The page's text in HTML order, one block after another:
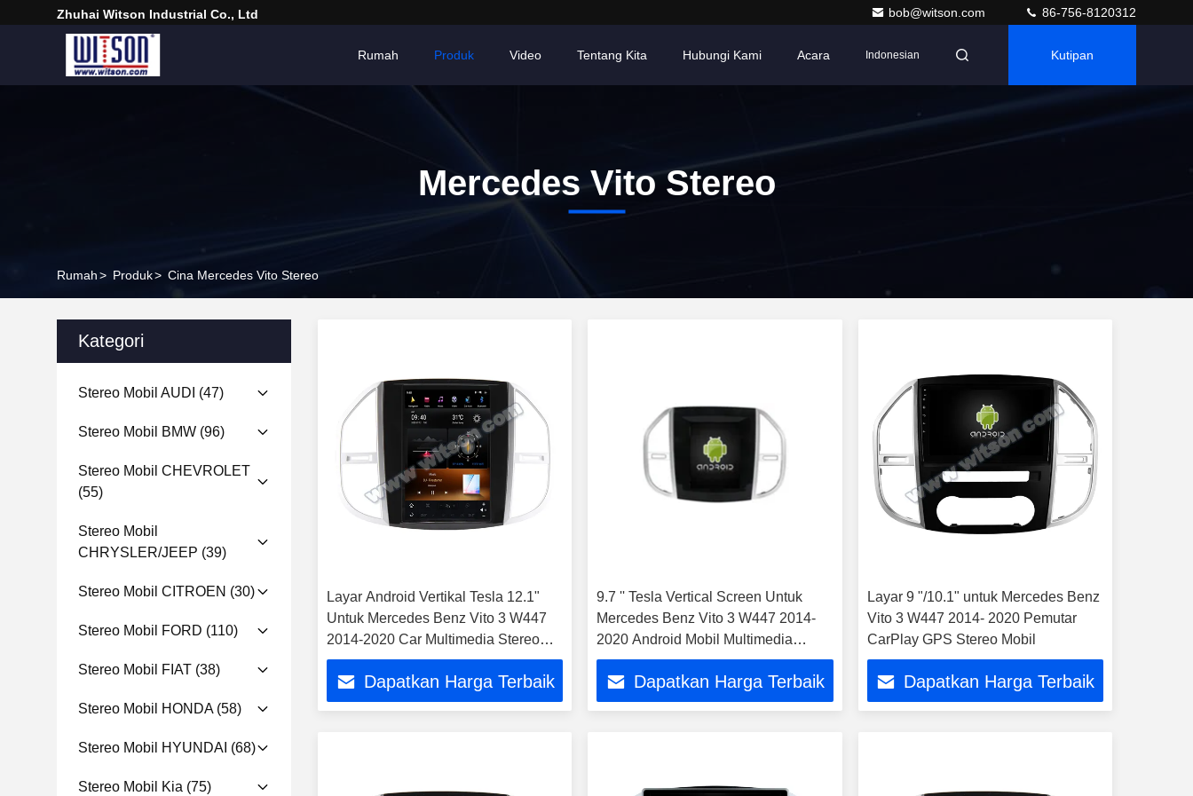
Zhuhai Witson Industrial Co., Ltd bob@witson.com 86-756-8120312
Rumah Produk Video Tentang Kita Hubungi Kami Acara Indonesian Kutipan
Mercedes Vito Stereo
Rumah> Produk> Cina Mercedes Vito Stereo
Kategori
Stereo Mobil AUDI (47)
Stereo Mobil BMW (96)
Stereo Mobil CHEVROLET
(55)
Stereo Mobil
CHRYSLER/JEEP (39)
Stereo Mobil CITROEN (30)
Stereo Mobil FORD (110)
Stereo Mobil FIAT (38)
Stereo Mobil HONDA(58)
Stereo Mobil HYUNDAI (68)
Stereo Mobil Kia (75)
Layar Android Vertikal Tesla 12.1"
Untuk Mercedes Benz Vito 3 W447
2014-2020 Car Multimedia Stereo
GPS Carplay Player
Dapatkan Harga Terbaik
9.7 '' Tesla Vertical Screen Untuk
Mercedes Benz Vito 3 W447 2014-
2020 Android Mobil Multimedia
Player
Dapatkan Harga Terbaik
Layar 9 "/10.1" untuk Mercedes Benz
Vito 3 W447 2014- 2020 Pemutar
CarPlay GPS Stereo Mobil
Dapatkan Harga Terbaik